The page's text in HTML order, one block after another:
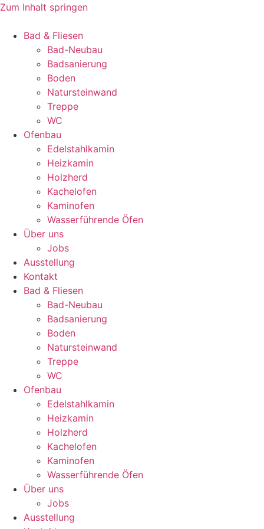
Zum Inhalt springen
Bad & Fliesen
Bad-Neubau
Badsanierung
Boden
Natursteinwand
Treppe
WC
Ofenbau
Edelstahlkamin
Heizkamin
Holzherd
Kachelofen
Kaminofen
Wasserführende Öfen
Über uns
Jobs
Ausstellung
Kontakt
Bad & Fliesen
Bad-Neubau
Badsanierung
Boden
Natursteinwand
Treppe
WC
Ofenbau
Edelstahlkamin
Heizkamin
Holzherd
Kachelofen
Kaminofen
Wasserführende Öfen
Über uns
Jobs
Ausstellung